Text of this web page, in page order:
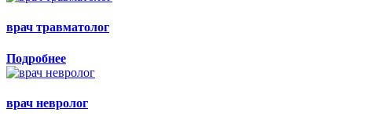
врач травматолог
Подробнее
врач невролог